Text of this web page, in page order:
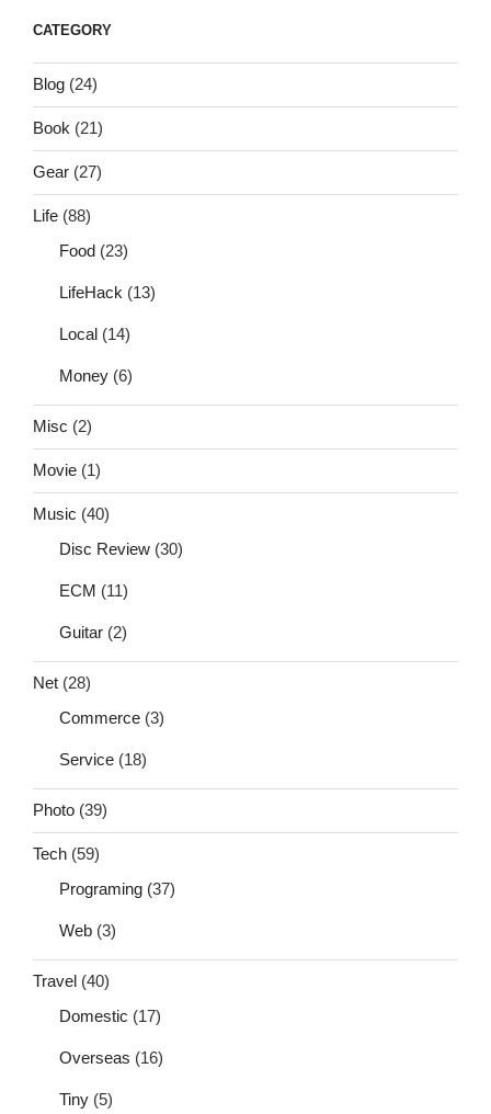
CATEGORY
Blog (24)
Book (21)
Gear (27)
Life (88)
Food (23)
LifeHack (13)
Local (14)
Money (6)
Misc (2)
Movie (1)
Music (40)
Disc Review (30)
ECM (11)
Guitar (2)
Net (28)
Commerce (3)
Service (18)
Photo (39)
Tech (59)
Programing (37)
Web (3)
Travel (40)
Domestic (17)
Overseas (16)
Tiny (5)